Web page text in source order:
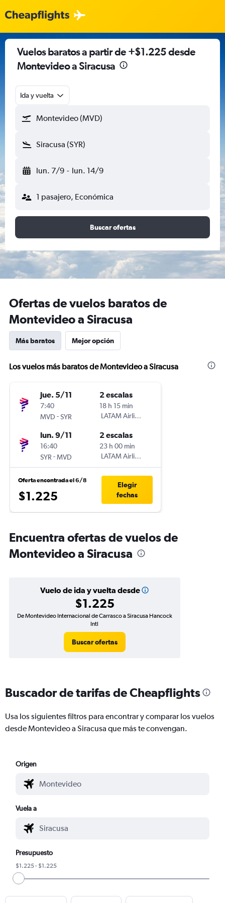
Vuelos baratos a partir de +$1.225 desde
Montevideo a Siracusa
Ida y vuelta
Montevideo (MVD)
Siracusa (SYR)
lun. 7/9 - lun. 14/9
1 pasajero, Económica
Buscar ofertas
Ofertas de vuelos baratos de
Montevideo a Siracusa
Más baratos Mejor opción
Los vuelos más baratos de Montevideo a Siracusa
jue. 5/11
7:40
MVD -SYR
2 escalas
18 h 15 min
LATAM Airlines
lun. 9/11
16:40
SYR -MVD
2 escalas
23 h 00 min
LATAM Airlines
Oferta encontrada el 6/8
$1.225
Elegir
fechas
Encuentra ofertas de vuelos de
Montevideo a Siracusa
Vuelo de ida y vuelta desde
$1.225
De Montevideo Internacional de Carrasco a Siracusa Hancock
Intl
Buscar ofertas
Buscador de tarifas de Cheapflights
Usa los siguientes filtros para encontrar y comparar los vuelos
desde Montevideo a Siracusa que más te convengan.
Origen
Vuela a
Presupuesto
$1.225 - $1.225